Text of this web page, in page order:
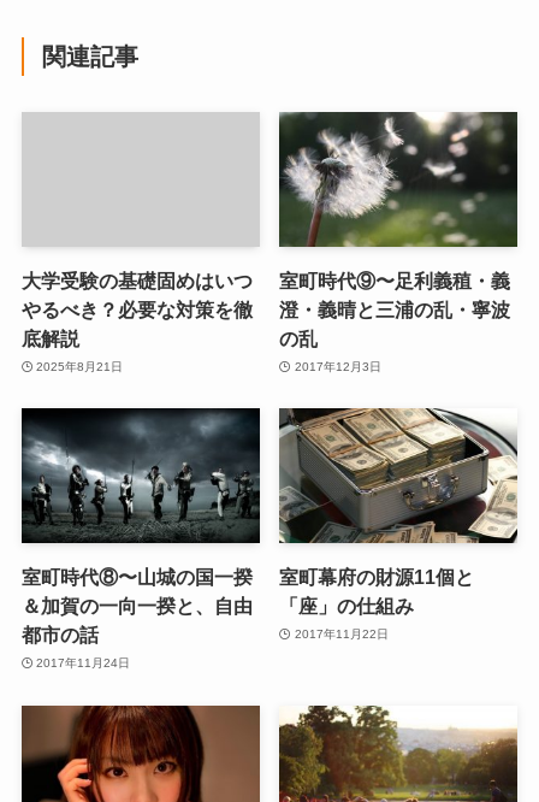
関連記事
大学受験の基礎固めはいつ
やるべき？必要な対策を徹
底解説
2025年8月21日
室町時代⑨〜足利義稙・義
澄・義晴と三浦の乱・寧波
の乱
2017年12月3日
室町時代⑧〜山城の国一揆
＆加賀の一向一揆と、自由
都市の話
2017年11月24日
室町幕府の財源11個と
「座」の仕組み
2017年11月22日